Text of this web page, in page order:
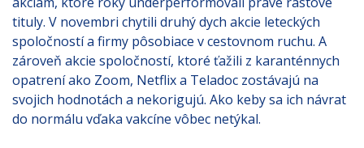
tituly. V novembri chytili druhý dych akcie leteckých
spoločností a firmy pôsobiace v cestovnom ruchu. A
zároveň akcie spoločností, ktoré ťažili z karanténnych
opatrení ako Zoom, Netflix a Teladoc zostávajú na
svojich hodnotách a nekorigujú. Ako keby sa ich návrat
do normálu vďaka vakcíne vôbec netýkal.